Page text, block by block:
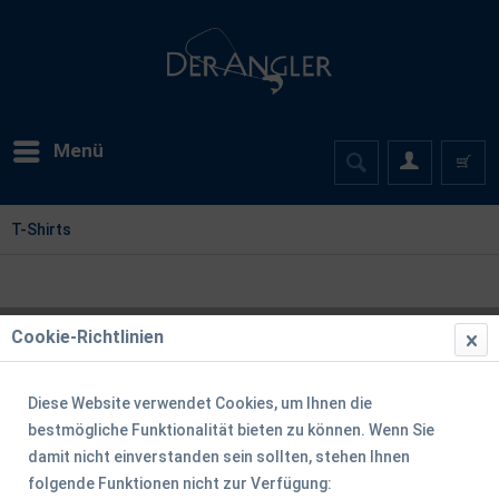
Menü
T-Shirts
Cookie-Richtlinien
Diese Website verwendet Cookies, um Ihnen die
bestmögliche Funktionalität bieten zu können. Wenn Sie
damit nicht einverstanden sein sollten, stehen Ihnen
folgende Funktionen nicht zur Verfügung: